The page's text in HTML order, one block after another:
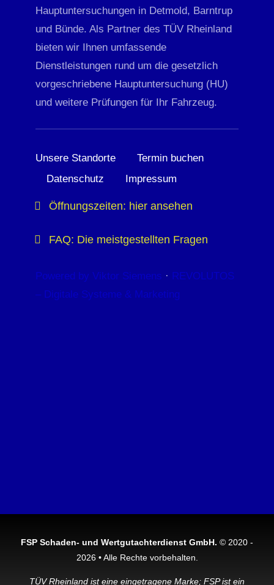
Hauptuntersuchungen in Detmold, Barntrup
und Bünde. Als Partner des TÜV Rheinland
bieten wir Ihnen umfassende
Dienstleistungen rund um die gesetzlich
vorgeschriebene Hauptuntersuchung (HU)
und weitere Prüfungen für Ihr Fahrzeug.
Unsere Standorte
Termin buchen
Datenschutz
Impressum
Öffnungszeiten: hier ansehen
FAQ: Die meistgestellten Fragen
Powered by Viktor Siemens · REVOLUTOS
– Digitale Systeme & Marketing
FSP Schaden- und Wertgutachterdienst GmbH. © 2020 -
2026 • Alle Rechte vorbehalten.
TÜV Rheinland ist eine eingetragene Marke; FSP ist ein